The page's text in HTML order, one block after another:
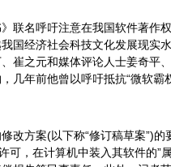
名呼吁注意在我国软件著作
国经济社会科技文化发展现实
崔之元和媒体评论人士姜奇平
年前他曾以呼吁抵抗“微软霸
方案(以下称“修订稿草案”)的
可，在计算机中装入其软件的”